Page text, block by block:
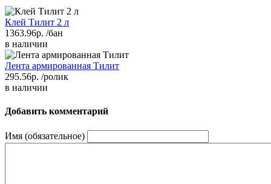
Клей Тилит 2 л
1363.96р. /бан
в наличии
Лента армированная Тилит
295.56р. /ролик
в наличии
Добавить комментарий
Имя (обязательное)